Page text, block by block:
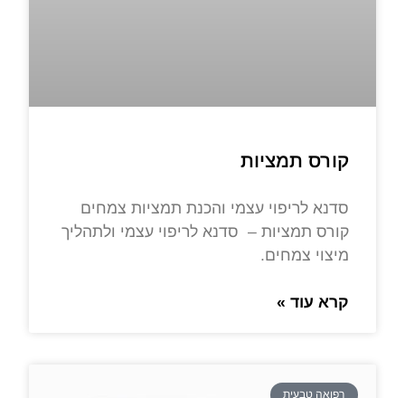
קורס תמציות
סדנא לריפוי עצמי והכנת תמציות צמחים
קורס תמציות – סדנא לריפוי עצמי ולתהליך
מיצוי צמחים.
קרא עוד »
רפואה טבעית